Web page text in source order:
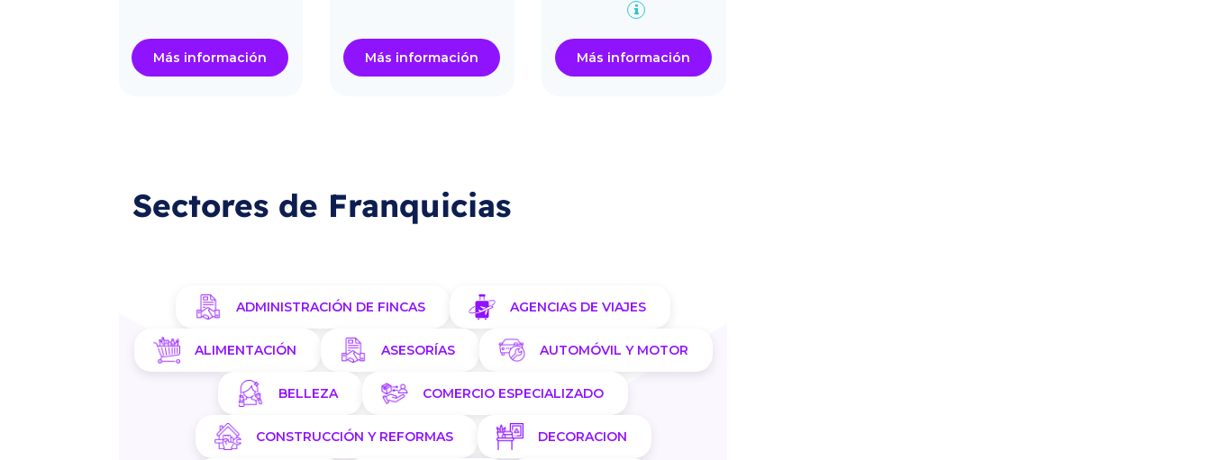
Más información Más información Más información
Sectores de Franquicias
ADMINISTRACIÓN DE FINCAS AGENCIAS DE VIAJES
ALIMENTACIÓN ASESORÍAS AUTOMÓVIL Y MOTOR
BELLEZA COMERCIO ESPECIALIZADO
CONSTRUCCIÓN Y REFORMAS DECORACION